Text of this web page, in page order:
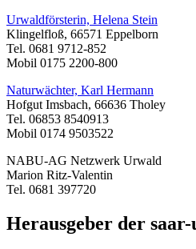
Urwaldförsterin, Helena Stein
Klingelfloß, 66571 Eppelborn
Tel. 0681 9712-852
Mobil 0175 2200-800
Naturwächter, Karl Hermann
Hofgut Imsbach, 66636 Tholey
Tel. 06853 8540913
Mobil 0174 9503522
NABU-AG Netzwerk Urwald
Marion Ritz-Valentin
Tel. 0681 397720
Herausgeber der